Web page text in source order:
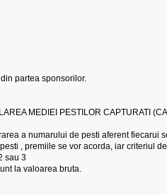
partea sponsorilor.
MEDIEI PESTILOR CAPTURATI
a numarului de pesti aferent fiecarui
, premiile se vor acorda, iar criteriul
sau 3
la valoarea bruta.